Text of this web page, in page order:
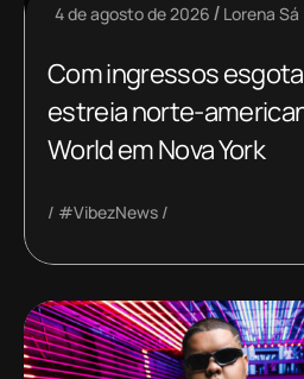
4 de agosto de 2026 Lorena Sá
Com ingressos
estreia norte-
World em Nova York
#VibezNews